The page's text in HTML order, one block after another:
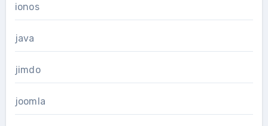
ionos
java
jimdo
joomla